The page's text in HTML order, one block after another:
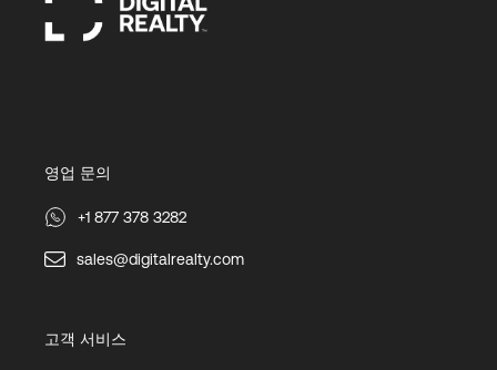
영업 문의
+1 877 378 3282
sales@digitalrealty.com
고객 서비스